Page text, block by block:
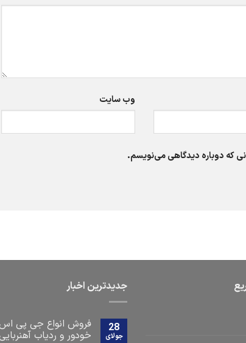
وب‌ سایت
که دوباره دیدگاهی می‌نویسم.
جدیدترین اخبار
28
جولای
فروش انواع جی پی
خودور و ردیاب